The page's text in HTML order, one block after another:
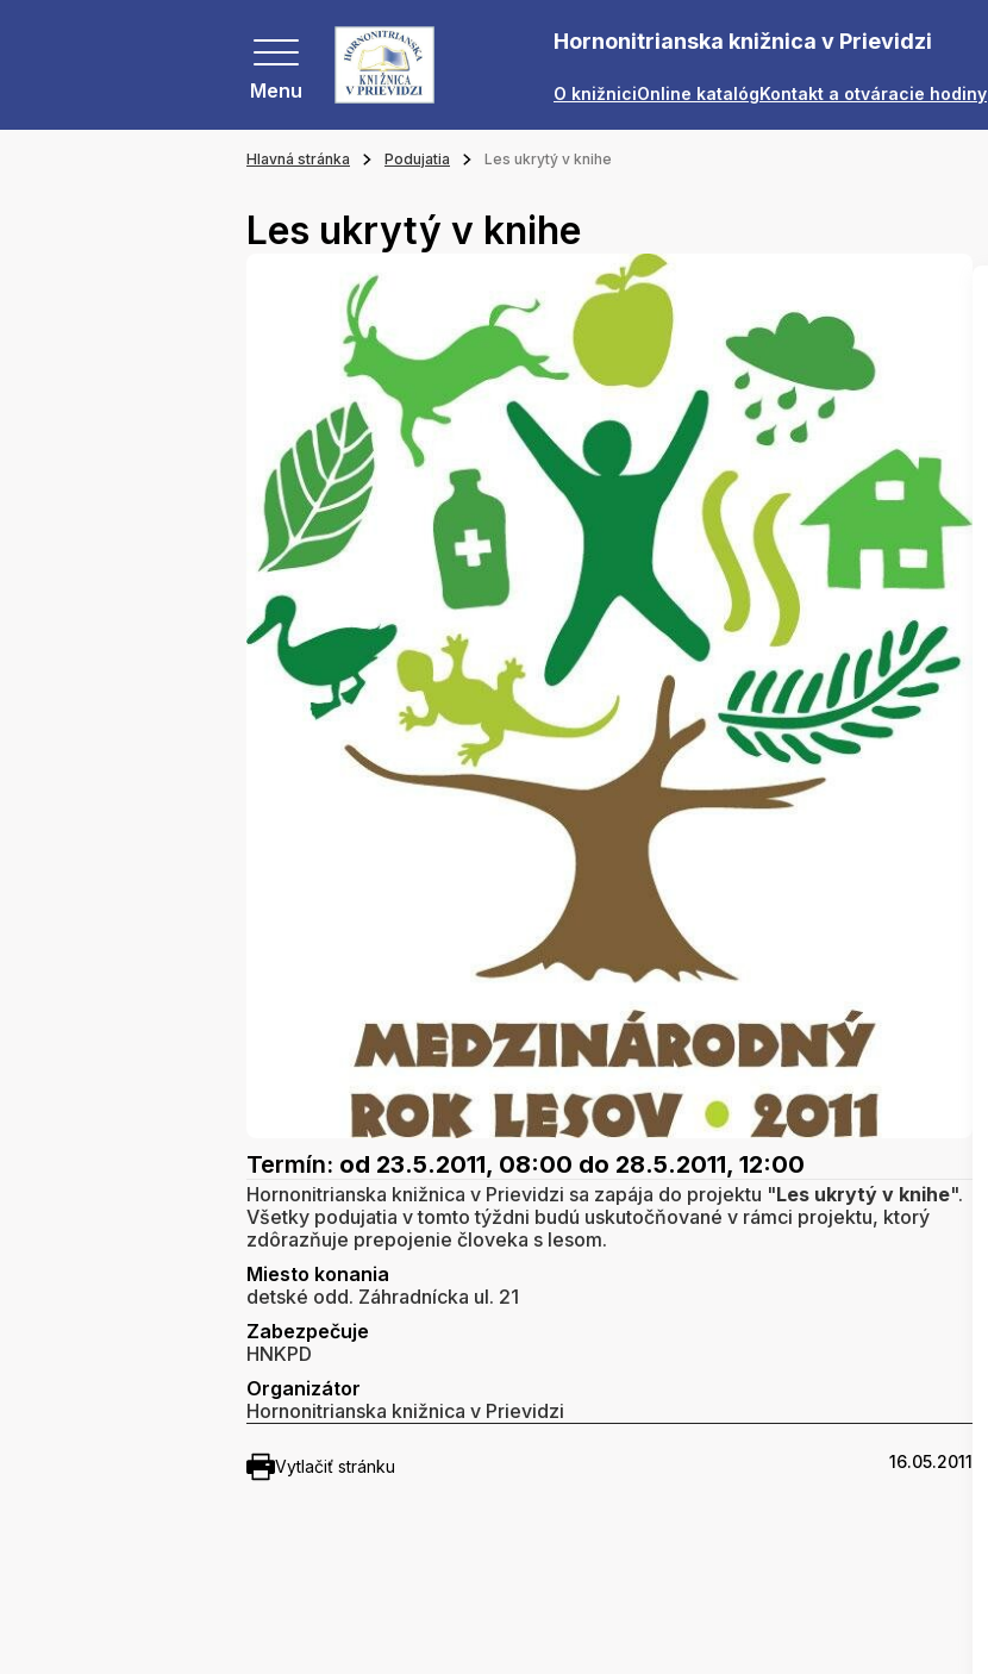
Menu
Hornonitrianska knižnica v Prievidzi
O knižniciOnline katalógKontakt a otváracie hodiny
Hlavná stránka Podujatia Les ukrytý v knihe
Les ukrytý v knihe
Termín: od 23.5.2011, 08:00 do 28.5.2011, 12:00
Hornonitrianska knižnica v Prievidzi sa zapája do projektu "Les ukrytý v knihe".
Všetky podujatia v tomto týždni budú uskutočňované v rámci projektu, ktorý
zdôrazňuje prepojenie človeka s lesom.
Miesto konania
detské odd. Záhradnícka ul. 21
Zabezpečuje
HNKPD
Organizátor
Hornonitrianska knižnica v Prievidzi
Vytlačiť stránku 16.05.2011